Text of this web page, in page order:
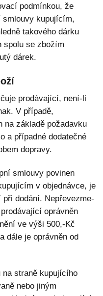
podmínkou, že
smlouvy kupujícím,
takového dárku
spolu se zbožím
dárek.
prodávající, není-li
V případě,
na základě požadavku
a případné dodatečné
dopravy.
smlouvy povinen
v objednávce, je
dodání. Nepřevezme-
oprávněn
ve výši 500,-Kč
dále je oprávněn od
na straně kupujícího
nebo jiným